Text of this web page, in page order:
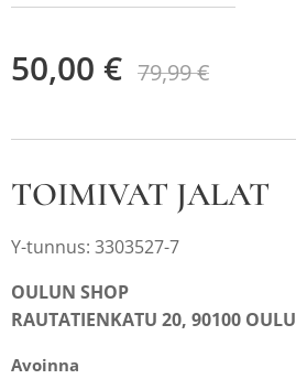
50,00 € 79,99€
TOIMIVAT JALAT
Y-tunnus: 3303527-7
OULUN SHOP
RAUTATIENKATU 20, 90100 OULU
Avoinna